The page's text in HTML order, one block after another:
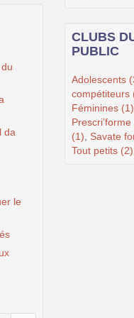
da
le
CLUBS
PUBLIC
Adolescents
compétiteurs
Féminines (1)
Prescri’forme
(1)
Savate
Tout petits (2)